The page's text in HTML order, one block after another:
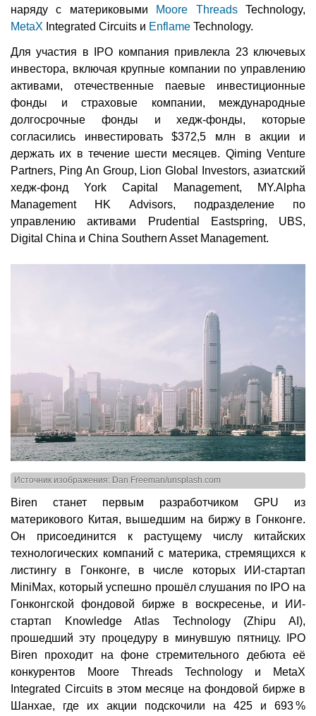
наряду с материковыми
Moore ThreadsTechnology,
MetaX Integrated Circuits и Enflame Technology.
Для участия в IPO компания привлекла 23 ключевых
инвестора, включая крупные компании по управлению
активами, отечественные паевые инвестиционные
фонды и страховые компании, международные
долгосрочные фонды и хедж-фонды, которые
согласились инвестировать $372,5 млн в акции и
держать их в течение шести месяцев. Qiming Venture
Partners, Ping An Group, Lion Global Investors, азиатский
хедж-фонд York Capital Management, MY.Alpha
Management HK Advisors, подразделение по
управлению активами Prudential Eastspring, UBS,
Digital China и China Southern Asset Management.
Источник изображения: Dan Freeman/unsplash.com
Biren станет первым разработчиком GPU из
материкового Китая, вышедшим на биржу в Гонконге.
Он присоединится к растущему числу китайских
технологических компаний с материка, стремящихся к
листингу в Гонконге, в числе которых ИИ-стартап
MiniMax, который успешно прошёл слушания по IPO на
Гонконгской фондовой бирже в воскресенье, и ИИ-
стартап Knowledge Atlas Technology (Zhipu AI),
прошедший эту процедуру в минувшую пятницу. IPO
Biren проходит на фоне стремительного дебюта её
конкурентов Moore Threads Technology и MetaX
Integrated Circuits в этом месяце на фондовой бирже в
Шанхае, где их акции подскочили на 425 и 693 %